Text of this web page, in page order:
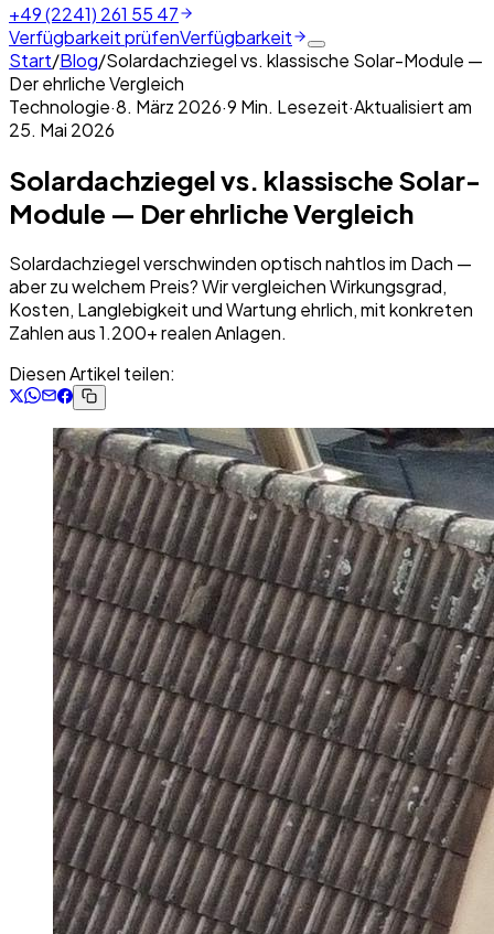
+49 (2241) 261 55 47
Verfügbarkeit prüfenVerfügbarkeit
Start/Blog/Solardachziegel vs. klassische Solar-Module —
Der ehrliche Vergleich
Technologie·8. März 2026·9 Min. Lesezeit·Aktualisiert am
25. Mai 2026
Solardachziegel vs. klassische Solar-
Module — Der ehrliche Vergleich
Solardachziegel verschwinden optisch nahtlos im Dach —
aber zu welchem Preis? Wir vergleichen Wirkungsgrad,
Kosten, Langlebigkeit und Wartung ehrlich, mit konkreten
Zahlen aus 1.200+ realen Anlagen.
Diesen Artikel teilen: